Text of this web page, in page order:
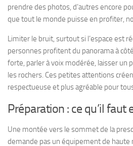
prendre des photos, d’autres encore
que tout le monde puisse en profiter,
Limiter le bruit, surtout si l’espace est
personnes profitent du panorama à
forte, parler à voix modérée, laisser un
les rochers. Ces petites attentions
respectueuse et plus agréable pour
Préparation : ce qu’il faut
Une montée vers le sommet de la
demande pas un équipement de haute